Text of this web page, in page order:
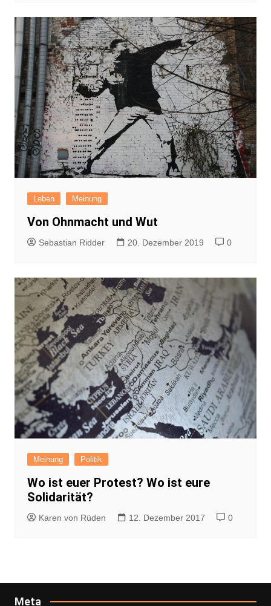
Leben Meinung
Von Ohnmacht und Wut
Sebastian Ridder 20. Dezember 2019 0
Meinung Politik
Wo ist euer Protest? Wo ist eure
Solidarität?
Karen von Rüden 12. Dezember 2017 0
Meta